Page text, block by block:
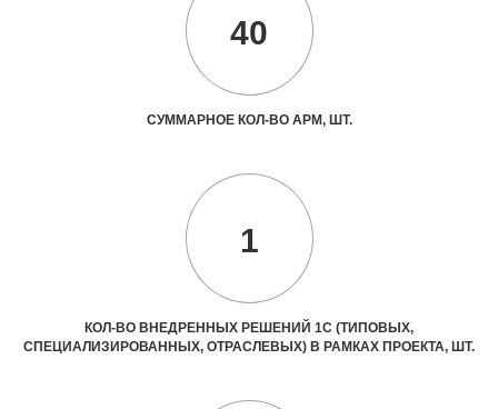
40
СУММАРНОЕ КОЛ-ВО АРМ, ШТ.
1
КОЛ-ВО ВНЕДРЕННЫХ РЕШЕНИЙ 1С (ТИПОВЫХ,
СПЕЦИАЛИЗИРОВАННЫХ, ОТРАСЛЕВЫХ) В РАМКАХ ПРОЕКТА, ШТ.